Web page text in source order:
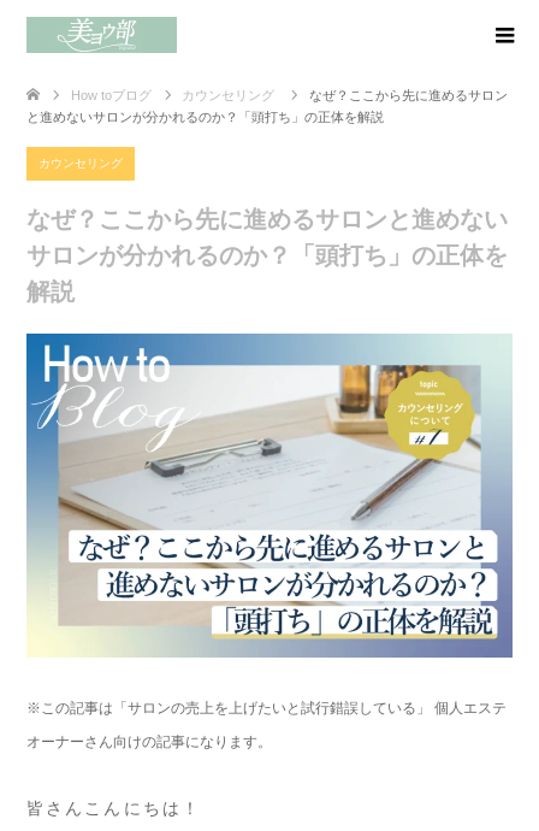
How toブログ カウンセリング
なぜ？ここから先に進めるサロン
と進めないサロンが分かれるのか？「頭打ち」の正体を解説
カウンセリング
なぜ？ここから先に進めるサロンと進めない
サロンが分かれるのか？「頭打ち」の正体を
解説
※この記事は「サロンの売上を上げたいと試行錯誤している」 個人エステ
オーナーさん向けの記事になります。
皆さんこんにちは！